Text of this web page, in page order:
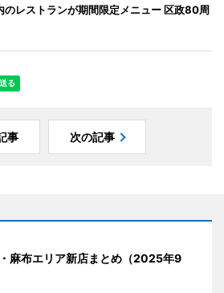
のレストランが期間限定メニュー 区政80周
事 次の記事
麻布エリア新店まとめ（2025年9